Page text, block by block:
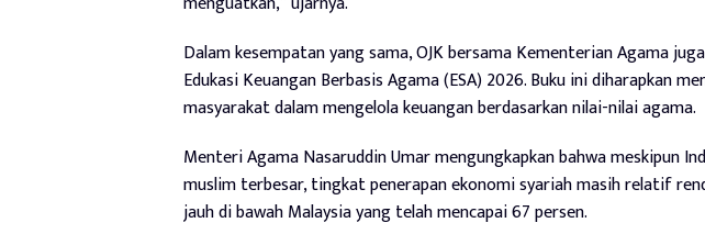
Dalam kesempatan yang sama, OJK bersama Kementerian Agama
Edukasi Keuangan Berbasis Agama (ESA) 2026. Buku ini diharapkan
masyarakat dalam mengelola keuangan berdasarkan nilai-nilai agama.
Menteri Agama Nasaruddin Umar mengungkapkan bahwa meskipun
muslim terbesar, tingkat penerapan ekonomi syariah masih relatif
jauh di bawah Malaysia yang telah mencapai 67 persen.